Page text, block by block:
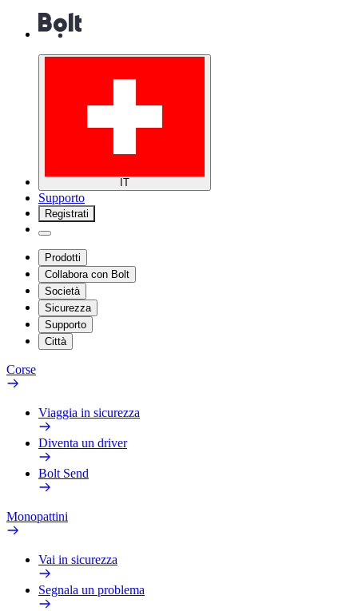
IT
Supporto
Registrati
Prodotti
Collabora con Bolt
Società
Sicurezza
Supporto
Città
Corse
Viaggia in sicurezza
Diventa un driver
Bolt Send
Monopattini
Vai in sicurezza
Segnala un problema